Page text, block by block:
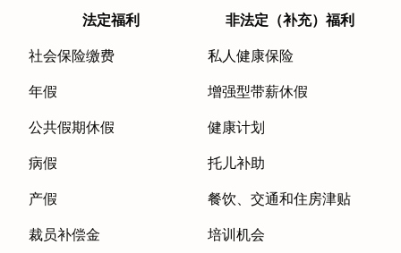
法定福利 非法定（补充）福利
社会保险缴费 私人健康保险
年假 增强型带薪休假
公共假期休假 健康计划
病假 托儿补助
产假 餐饮、交通和住房津贴
裁员补偿金 培训机会